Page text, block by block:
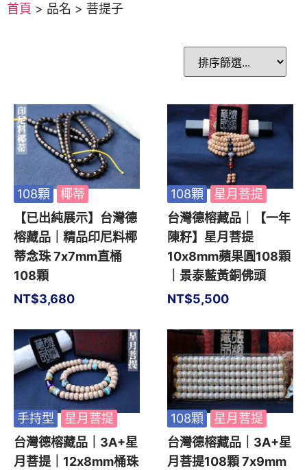
首頁 > 品名 > 菩提子
108顆
椰蒂
【已出純展示】台灣德
榕藏品｜精品印尼料椰
蒂念珠 7x7mm直桶
108顆
NT$3,680
108顆
星月菩提
台灣德榕藏品｜【一年
陳籽】星月菩提
10x8mm蘋果圓108顆
｜景泰藍黃銅佛頭
NT$5,500
手持型
星月菩提
台灣德榕藏品｜3A+星
月菩提｜12x8mm桶珠
108顆
星月菩提
台灣德榕藏品｜3A+星
月菩提108顆 7x9mm